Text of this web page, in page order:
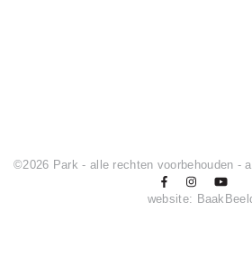
©2026 Park - alle rechten voorbehouden -
website: